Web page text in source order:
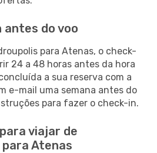
antes do voo
para Atenas, o check-
24 a 48 horas antes da hora
a sua reserva com a
e-mail uma semana antes do
para fazer o check-in.
viajar de
Atenas